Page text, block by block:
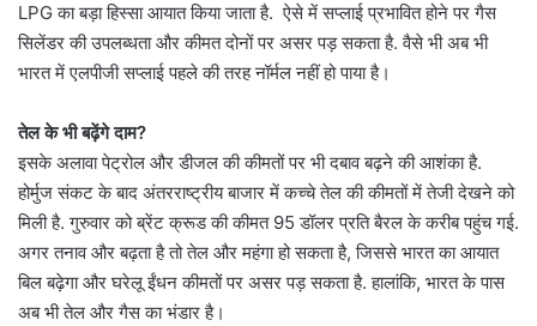
LPG का बड़ा हिस्सा आयात किया जाता है. ऐसे में सप्लाई प्रभावित होने पर गैस
सिलेंडर की उपलब्धता और कीमत दोनों पर असर पड़ सकता है. वैसे भी अब भी
भारत में एलपीजी सप्लाई पहले की तरह नॉर्मल नहीं हो पाया है।
तेल के भी बढ़ेंगे दाम?
इसके अलावा पेट्रोल और डीजल की कीमतों पर भी दबाव बढ़ने की आशंका है.
होर्मुज संकट के बाद अंतरराष्ट्रीय बाजार में कच्चे तेल की कीमतों में तेजी देखने को
मिली है. गुरुवार को ब्रेंट क्रूड की कीमत 95 डॉलर प्रति बैरल के करीब पहुंच गई.
अगर तनाव और बढ़ता है तो तेल और महंगा हो सकता है, जिससे भारत का आयात
बिल बढ़ेगा और घरेलू ईंधन कीमतों पर असर पड़ सकता है. हालांकि, भारत के पास
अब भी तेल और गैस का भंडार है।